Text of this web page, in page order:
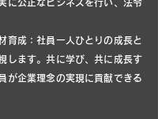
に公正なビジネスを行い、法令
育成：社員一人ひとりの成長と
します。共に学び、共に成長す
が企業理念の実現に貢献できる